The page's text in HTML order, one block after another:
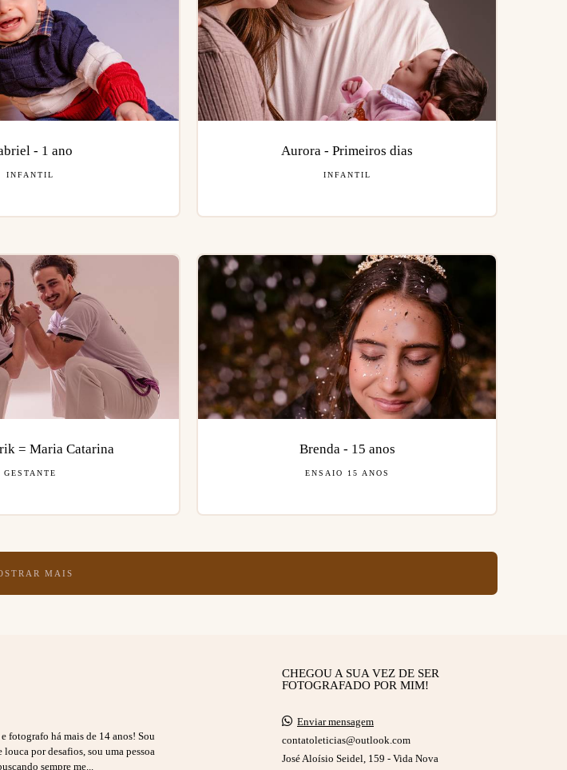
- 1 ano
INFANTIL
Aurora - Primeiros dias
INFANTIL
= Maria Catarina
GESTANTE
Brenda - 15 anos
ENSAIO 15 ANOS
MAIS
fotografo há mais de 14 anos! Sou
por desafios, sou uma pessoa
sempre me...
CHEGOU A SUA VEZ DE SER
FOTOGRAFADO POR MIM!
Enviar mensagem
contatoleticias@outlook.com
José Aloísio Seidel, 159 - Vida Nova